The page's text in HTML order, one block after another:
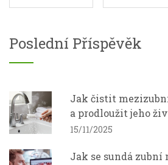
Poslední Příspěvěk
Jak čistit
a prodloužit jeho
15/11/2025
Jak se sundá zubní